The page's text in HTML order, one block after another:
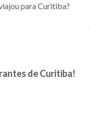
para Curitiba?
de Curitiba!